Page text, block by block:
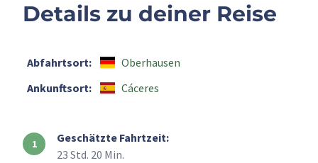
Details zu deiner Reise
Abfahrtsort:
Oberhausen
Ankunftsort:
Cáceres
Geschätzte Fahrtzeit:
23 Std. 20 Min.